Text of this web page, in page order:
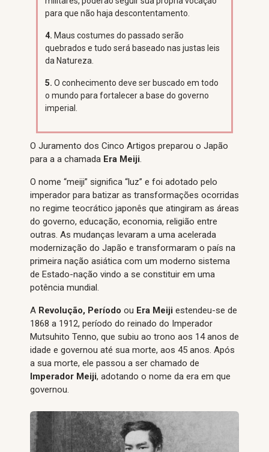
para que não haja descontentamento.
4. Maus costumes do passado serão
quebrados e tudo será baseado nas justas leis
da Natureza.
5. O conhecimento deve ser buscado em todo
o mundo para fortalecer a base do governo
imperial.
O Juramento dos Cinco Artigos preparou o Japão
para a a chamada Era Meiji.
O nome “meiji” significa “luz” e foi adotado pelo
imperador para batizar as transformações ocorridas
no regime teocrático japonês que atingiram as áreas
do governo, educação, economia, religião entre
outras. As mudanças levaram a uma acelerada
modernização do Japão e transformaram o país na
primeira nação asiática com um moderno sistema
de Estado-nação vindo a se constituir em uma
potência mundial.
A Revolução, Período ou Era Meiji estendeu-se de
1868 a 1912, período do reinado do Imperador
Mutsuhito Tenno, que subiu ao trono aos 14 anos de
idade e governou até sua morte, aos 45 anos. Após
a sua morte, ele passou a ser chamado de
Imperador Meiji, adotando o nome da era em que
governou.